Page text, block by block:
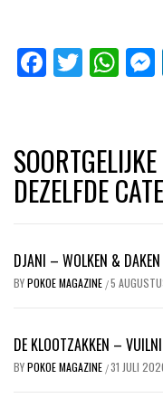
Facebook
DEZELFDE
DJANI – WOLKEN & DAKEN
BYPOKOE MAGAZINE /5
DE KLOOTZAKKEN –
BYPOKOE MAGAZINE /31 JULI